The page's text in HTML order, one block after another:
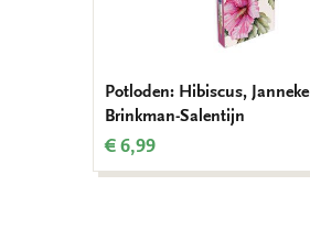
Potloden: Hibiscus, Janneke
Brinkman-Salentijn
€ 6,99